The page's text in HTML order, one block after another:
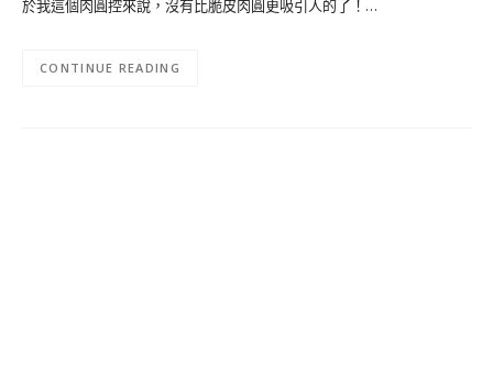
於我這個肉圓控來說，沒有比脆皮肉圓更吸引人的了！…
CONTINUE READING